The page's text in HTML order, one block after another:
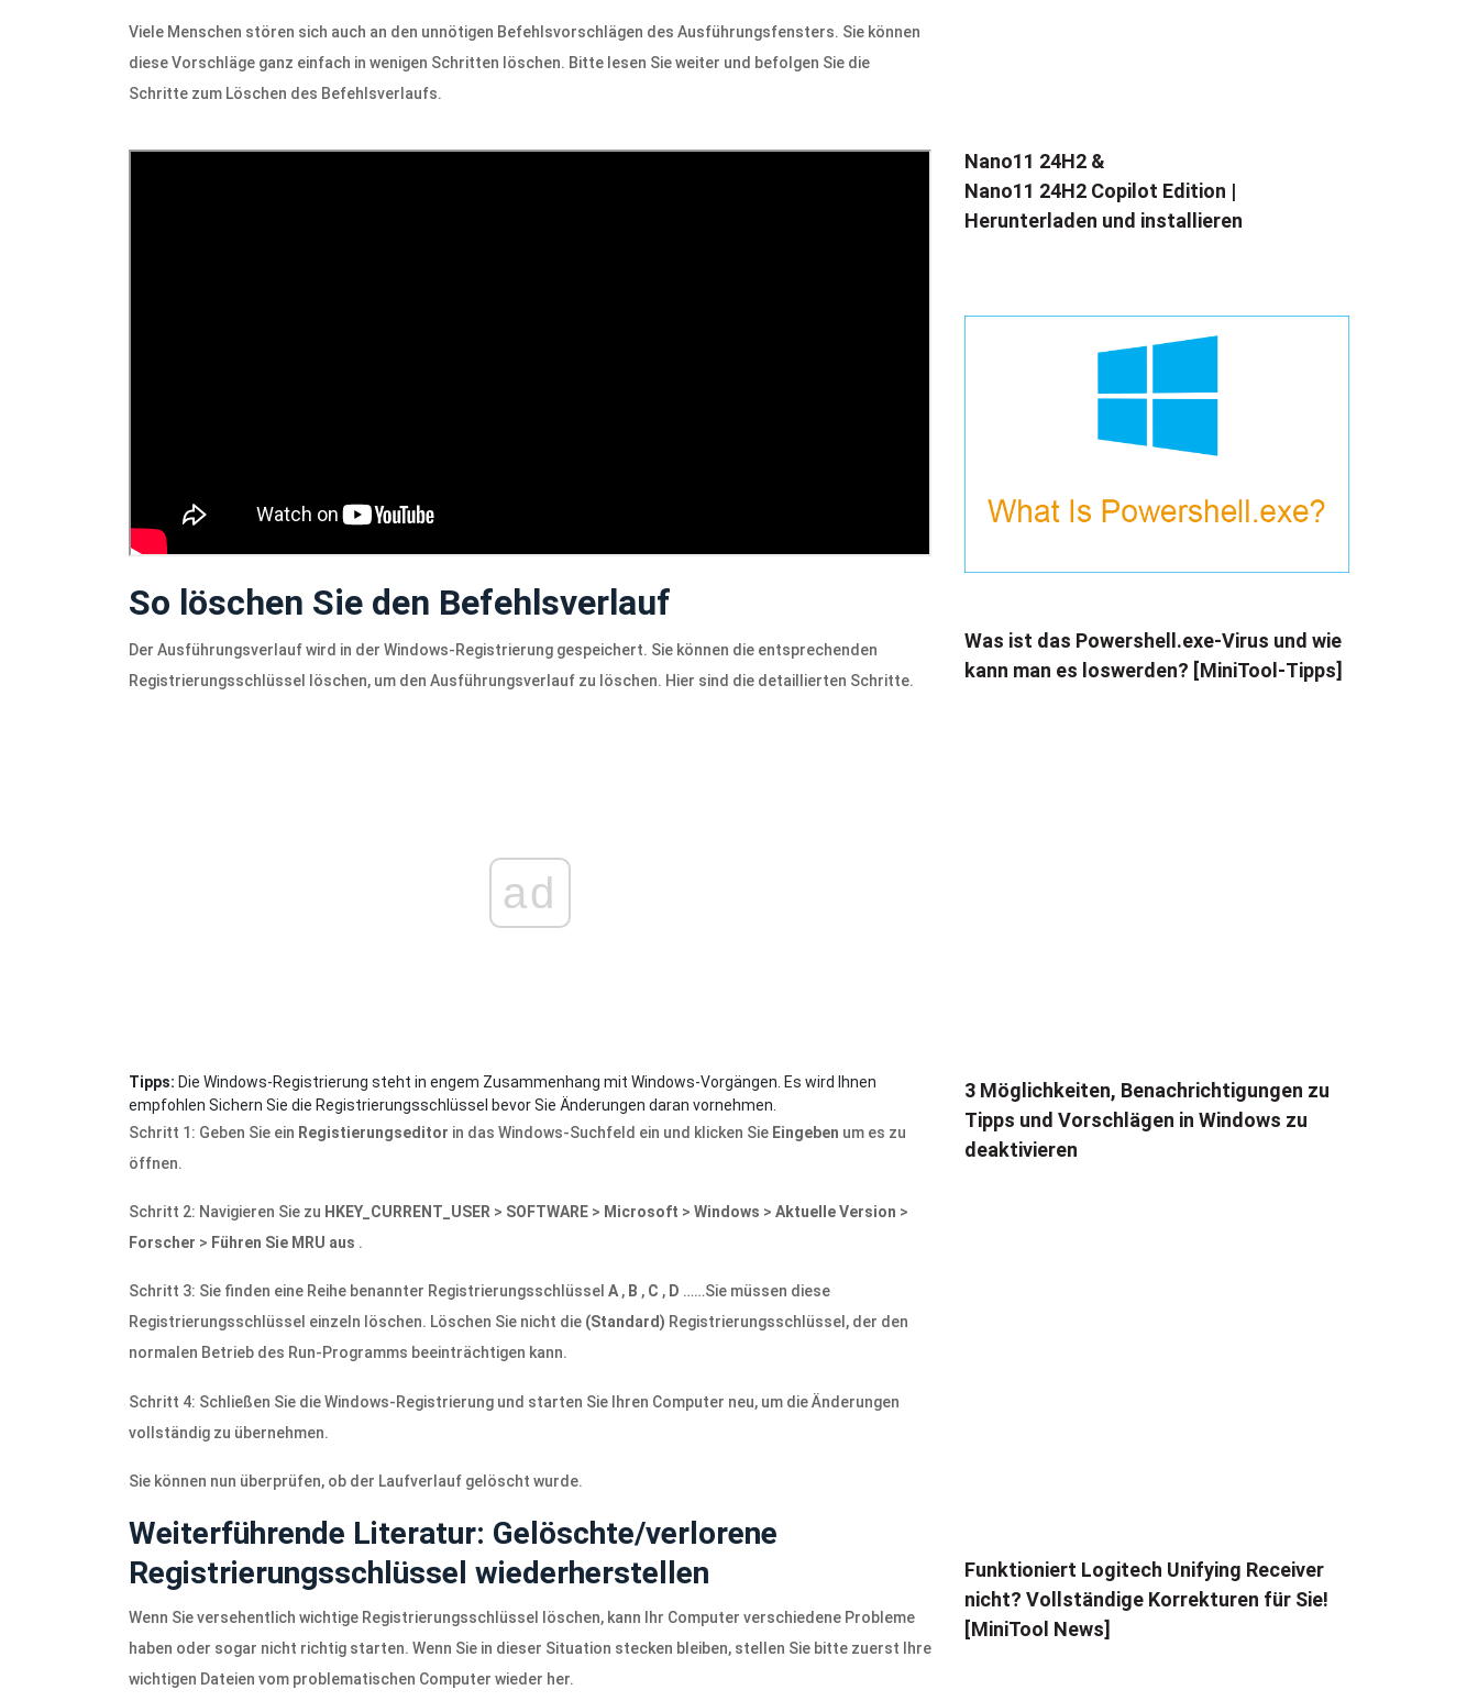
Viele Menschen stören sich auch an den unnötigen Befehlsvorschlägen des Ausführungsfensters. Sie können
diese Vorschläge ganz einfach in wenigen Schritten löschen. Bitte lesen Sie weiter und befolgen Sie die
Schritte zum Löschen des Befehlsverlaufs.
So löschen Sie den Befehlsverlauf
Der Ausführungsverlauf wird in der Windows-Registrierung gespeichert. Sie können die entsprechenden
Registrierungsschlüssel löschen, um den Ausführungsverlauf zu löschen. Hier sind die detaillierten Schritte.
ad
Tipps: Die Windows-Registrierung steht in engem Zusammenhang mit Windows-Vorgängen. Es wird Ihnen
empfohlen Sichern Sie die Registrierungsschlüssel bevor Sie Änderungen daran vornehmen.
Schritt 1: Geben Sie ein Registierungseditor in das Windows-Suchfeld ein und klicken Sie Eingeben um es zu
öffnen.
Schritt 2: Navigieren Sie zu HKEY_CURRENT_USER > SOFTWARE > Microsoft > Windows > Aktuelle Version >
Forscher > Führen Sie MRU aus .
Schritt 3: Sie finden eine Reihe benannter Registrierungsschlüssel A , B , C , D ……Sie müssen diese
Registrierungsschlüssel einzeln löschen. Löschen Sie nicht die (Standard) Registrierungsschlüssel, der den
normalen Betrieb des Run-Programms beeinträchtigen kann.
Schritt 4: Schließen Sie die Windows-Registrierung und starten Sie Ihren Computer neu, um die Änderungen
vollständig zu übernehmen.
Sie können nun überprüfen, ob der Laufverlauf gelöscht wurde.
Weiterführende Literatur: Gelöschte/verlorene
Registrierungsschlüssel wiederherstellen
Wenn Sie versehentlich wichtige Registrierungsschlüssel löschen, kann Ihr Computer verschiedene Probleme
haben oder sogar nicht richtig starten. Wenn Sie in dieser Situation stecken bleiben, stellen Sie bitte zuerst Ihre
wichtigen Dateien vom problematischen Computer wieder her.
Nano11 24H2 &
Nano11 24H2 Copilot Edition |
Herunterladen und installieren
Was ist das Powershell.exe-Virus und wie
kann man es loswerden? [MiniTool-Tipps]
3 Möglichkeiten, Benachrichtigungen zu
Tipps und Vorschlägen in Windows zu
deaktivieren
Funktioniert Logitech Unifying Receiver
nicht? Vollständige Korrekturen für Sie!
[MiniTool News]